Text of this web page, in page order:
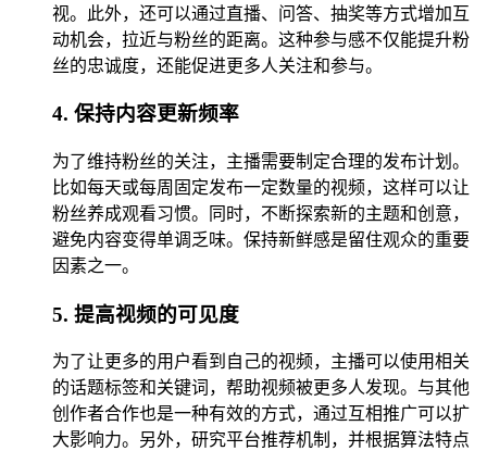
视。此外，还可以通过直播、问答、抽奖等方式增加互
动机会，拉近与粉丝的距离。这种参与感不仅能提升粉
丝的忠诚度，还能促进更多人关注和参与。
4. 保持内容更新频率
为了维持粉丝的关注，主播需要制定合理的发布计划。
比如每天或每周固定发布一定数量的视频，这样可以让
粉丝养成观看习惯。同时，不断探索新的主题和创意，
避免内容变得单调乏味。保持新鲜感是留住观众的重要
因素之一。
5. 提高视频的可见度
为了让更多的用户看到自己的视频，主播可以使用相关
的话题标签和关键词，帮助视频被更多人发现。与其他
创作者合作也是一种有效的方式，通过互相推广可以扩
大影响力。另外，研究平台推荐机制，并根据算法特点